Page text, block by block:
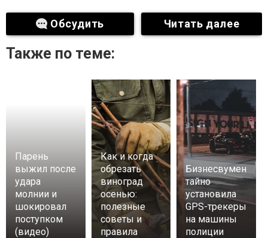
Обсудить Читать далее
Также по теме:
Парень
выжил после
удара
молнии и
шокировал
поступком
(видео)
Как и когда
обрезать
виноград
осенью:
полезные
советы и
правила
Бизнесвумен
тайно
установила
GPS-трекеры
на машины
полиции